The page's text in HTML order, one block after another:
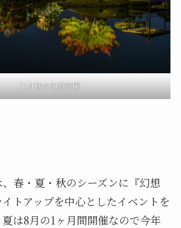
11月秋の幻想庭園
春・夏・秋のシーズンに『幻想
トアップを中心としたイベントを
は8月の1ヶ月間開催なので今年